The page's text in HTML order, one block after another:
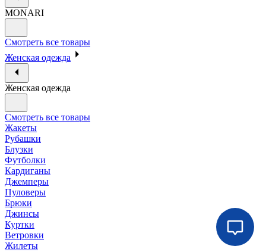
MONARI
Смотреть все товары
Женская одежда
Женская одежда
Смотреть все товары
Жакеты
Рубашки
Блузки
Футболки
Кардиганы
Джемперы
Пуловеры
Брюки
Джинсы
Куртки
Ветровки
Жилеты